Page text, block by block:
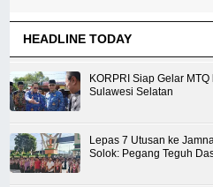
HEADLINE TODAY
KORPRI Siap Gelar
Sulawesi Selatan
Lepas 7 Utusan ke
Solok: Pegang Teguh